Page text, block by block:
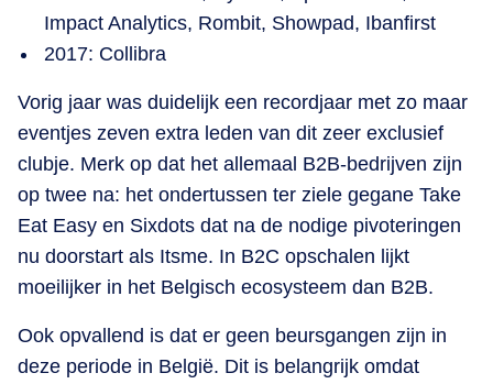
Impact Analytics, Rombit, Showpad, Ibanfirst
2017: Collibra
Vorig jaar was duidelijk een recordjaar met zo maar
eventjes zeven extra leden van dit zeer exclusief
clubje. Merk op dat het allemaal B2B-bedrijven zijn
op twee na: het ondertussen ter ziele gegane Take
Eat Easy en Sixdots dat na de nodige pivoteringen
nu doorstart als Itsme. In B2C opschalen lijkt
moeilijker in het Belgisch ecosysteem dan B2B.
Ook opvallend is dat er geen beursgangen zijn in
deze periode in België. Dit is belangrijk omdat